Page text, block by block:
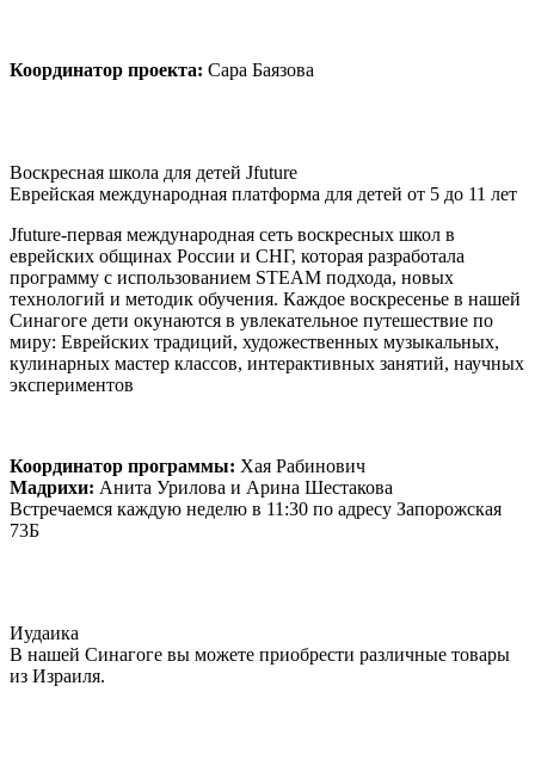
Координатор проекта: Сара Баязова
Воскресная школа для детей Jfuture
Еврейская международная платформа для детей от 5 до 11 лет
Jfuture-первая международная сеть воскресных школ в
еврейских общинах России и СНГ, которая разработала
программу с использованием STEAM подхода, новых
технологий и методик обучения. Каждое воскресенье в нашей
Синагоге дети окунаются в увлекательное путешествие по
миру: Еврейских традиций, художественных музыкальных,
кулинарных мастер классов, интерактивных занятий, научных
экспериментов
Координатор программы: Хая Рабинович
Мадрихи: Анита Урилова и Арина Шестакова
Встречаемся каждую неделю в 11:30 по адресу Запорожская
73Б
Иудаика
В нашей Синагоге вы можете приобрести различные товары
из Израиля.